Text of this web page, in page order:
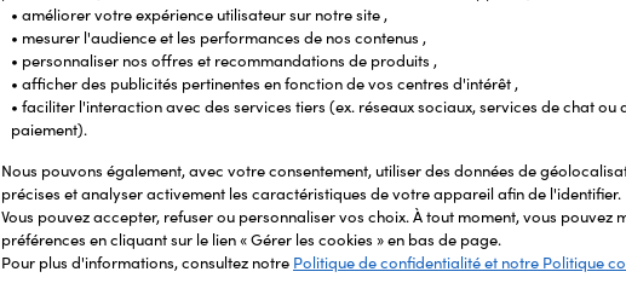
• améliorer votre expérience utilisateur sur notre site ,
• mesurer l'audience et les performances de nos contenus ,
• personnaliser nos offres et recommandations de produits ,
• afficher des publicités pertinentes en fonction de vos centres d'intérêt ,
• faciliter l'interaction avec des services tiers (ex. réseaux sociaux, services de chat ou
paiement).
Nous pouvons également, avec votre consentement, utiliser des données de
précises et analyser activement les caractéristiques de votre appareil afin de l'identifier.
Vous pouvez accepter, refuser ou personnaliser vos choix. À tout moment, vous pouvez
préférences en cliquant sur le lien « Gérer les cookies » en bas de page.
Pour plus d'informations, consultez notre Politique de confidentialité et notre Politique